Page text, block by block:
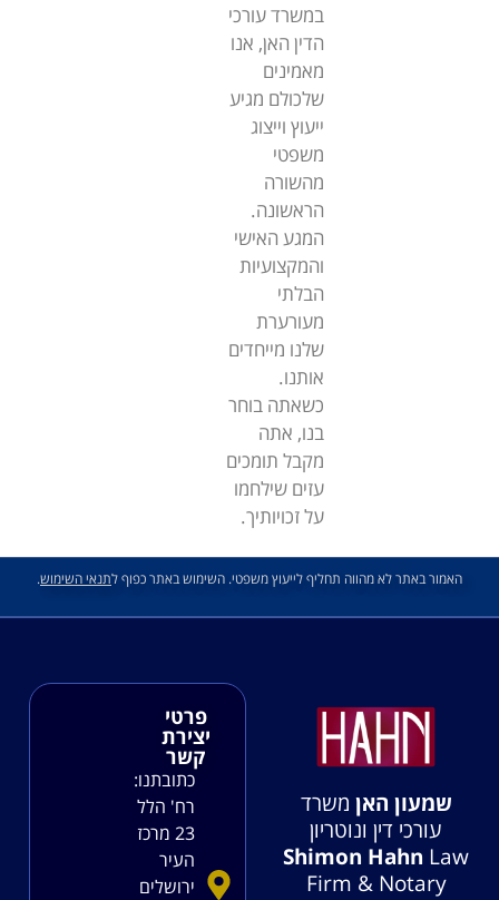
במשרד עורכי
הדין האן, אנו
מאמינים
שלכולם מגיע
ייעוץ וייצוג
משפטי
מהשורה
הראשונה.
המגע האישי
והמקצועיות
הבלתי
מעורערת
שלנו מייחדים
אותנו.
כשאתה בוחר
בנו, אתה
מקבל תומכים
עזים שילחמו
על זכויותיך.
האמור באתר לא מהווה תחליף לייעוץ משפטי. השימוש באתר כפוף לתנאי השימוש.
שמעון האן משרד
עורכי דין ונוטריון
Shimon Hahn Law
Firm & Notary
פרטי
יצירת
קשר
כתובתנו:
רח' הלל
23 מרכז
העיר
ירושלים